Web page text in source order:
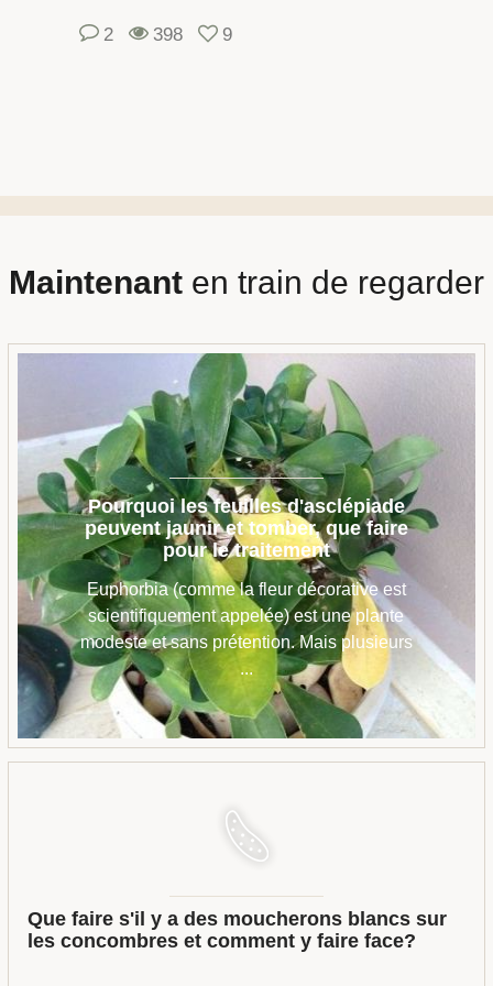
2 398 9
Maintenanten train de regarder
Pourquoi les feuilles d'asclépiade
peuvent jaunir et tomber, que faire
pour le traitement
Euphorbia (comme la fleur décorative est
scientifiquement appelée) est une plante
modeste et sans prétention. Mais plusieurs
...
Que faire s'il y a des moucherons blancs sur
les concombres et comment y faire face?